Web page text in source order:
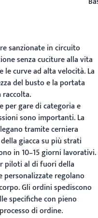
sanzionate in circuito
senza cuciture alla vita
curve ad alta velocità. La
del busto e la portata
per gare di categoria e
sono importanti. La
tramite cerniera
giacca su più strati
in 10–15 giorni lavorativi.
piloti al di fuori della
personalizzate regolano
Gli ordini spediscono
specifiche con pieno
di ordine.